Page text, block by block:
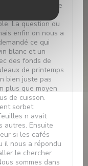
était compris le
est allé se
La question ou
enfin on nous a
ce qui
blanc et un
des fonds de
de printemps
bien juste pas
plus que moyen
de cuisson.
sorbet
n avait
autres. Ensuite
si les cafés
il nous a répondu
le chercher
sommes dans